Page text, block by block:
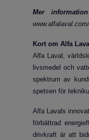
Mer information
Kort om Alfa
Alfa Laval,
livsmedel och
spektrum av
spetsen för
Alfa Lavals
förbättrad
drivkraft är att